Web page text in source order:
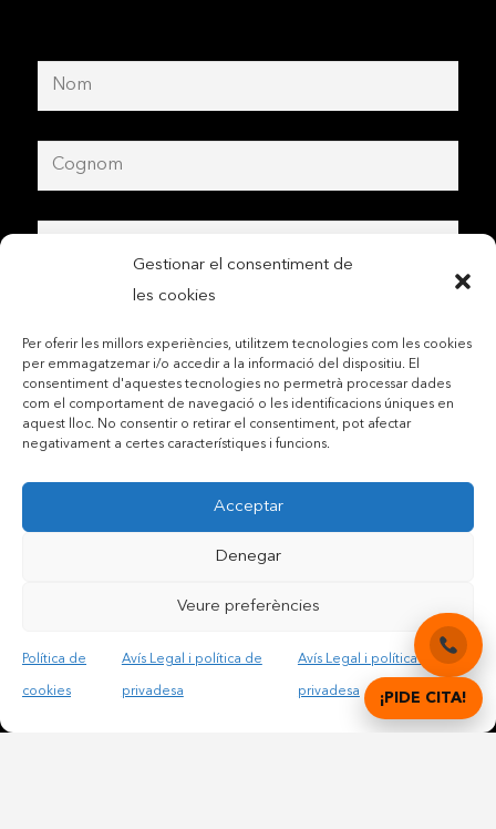
Gestionar el consentiment de
les cookies
Per oferir les millors experiències, utilitzem tecnologies com les cookies
per emmagatzemar i/o accedir a la informació del dispositiu. El
consentiment d'aquestes tecnologies no permetrà processar dades
com el comportament de navegació o les identificacions úniques en
aquest lloc. No consentir o retirar el consentiment, pot afectar
negativament a certes característiques i funcions.
Acceptar
Denegar
Veure preferències
Política de
cookies
Avís Legal i política de
privadesa
Avís Legal i política de
privadesa
Contactar per mail
¡PIDE CITA!